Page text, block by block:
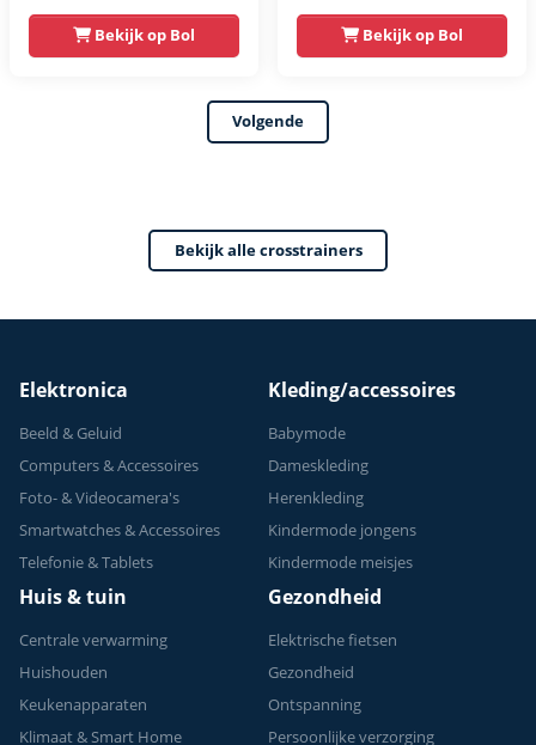
120kg - 8
Weerstandsniveaus
trainingsprogrammas
- Crosstrainers
Fitness - 2026
Bekijk op Bol
Hartslagfunctie -
Crosstrainers -
Bluetooth -
Crosstrainer
weerstandsniveaus
- 24 programma's
Bekijk op Bol
Volgende
Bekijk alle crosstrainers
Elektronica
Beeld & Geluid
Computers & Accessoires
Foto- & Videocamera's
Smartwatches & Accessoires
Telefonie & Tablets
Kleding/accessoires
Babymode
Dameskleding
Herenkleding
Kindermode jongens
Kindermode meisjes
Huis & tuin
Centrale verwarming
Huishouden
Keukenapparaten
Klimaat & Smart Home
Gezondheid
Elektrische fietsen
Gezondheid
Ontspanning
Persoonlijke verzorging